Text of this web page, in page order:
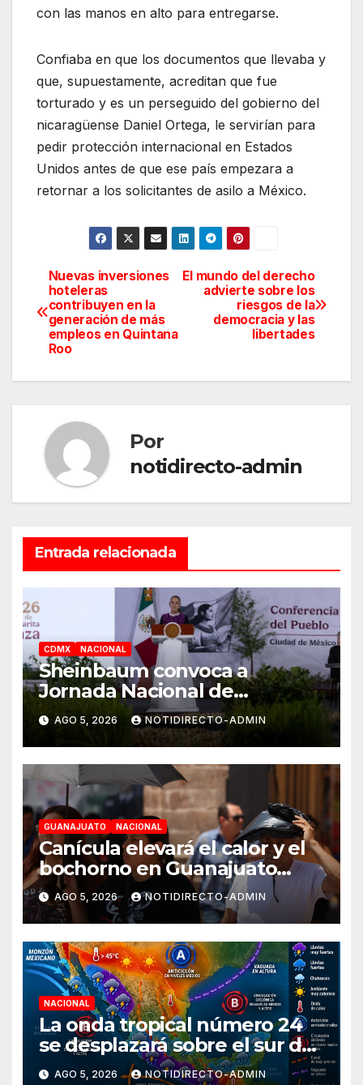
con las manos en alto para entregarse.
Confiaba en que los documentos que llevaba y
que, supuestamente, acreditan que fue
torturado y es un perseguido del gobierno del
nicaragüense Daniel Ortega, le servirían para
pedir protección internacional en Estados
Unidos antes de que ese país empezara a
retornar a los solicitantes de asilo a México.
Navegación
de
entradas
El mundo del derecho
advierte sobre los
riesgos de la
democracia y las
libertades
Nuevas inversiones
hoteleras
contribuyen en la
generación de más
empleos en Quintana
Roo
Por
notidirecto-admin
Entrada relacionada
CDMX NACIONAL
Sheinbaum convoca a
Jornada Nacional de
Reforestación el 9 de agosto
AGO 5, 2026 NOTIDIRECTO-ADMIN
GUANAJUATO NACIONAL
Canícula elevará el calor y el
bochorno en Guanajuato
durante agosto
AGO 5, 2026 NOTIDIRECTO-ADMIN
NACIONAL
La onda tropical número 24
se desplazará sobre el sur del
territorio nacional
AGO 5, 2026 NOTIDIRECTO-ADMIN